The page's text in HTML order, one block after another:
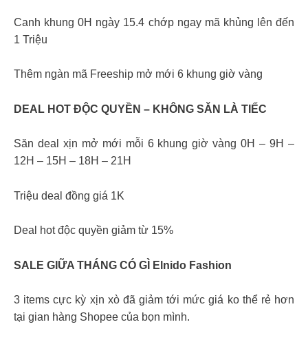
Canh khung 0H ngày 15.4 chớp ngay mã khủng lên đến
1 Triệu
Thêm ngàn mã Freeship mở mới 6 khung giờ vàng
DEAL HOT ĐỘC QUYỀN – KHÔNG SĂN LÀ TIẾC
Săn deal xịn mở mới mỗi 6 khung giờ vàng 0H – 9H –
12H – 15H – 18H – 21H
Triệu deal đồng giá 1K
Deal hot độc quyền giảm từ 15%
SALE GIỮA THÁNG CÓ GÌ Elnido Fashion
3 items cực kỳ xịn xò đã giảm tới mức giá ko thể rẻ hơn
tại gian hàng Shopee của bọn mình.